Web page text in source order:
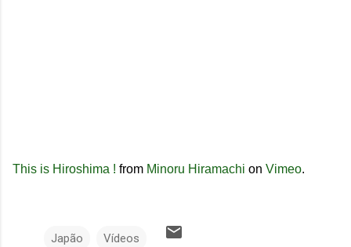
This is Hiroshima ! from Minoru Hiramachi on Vimeo.
Japão Vídeos